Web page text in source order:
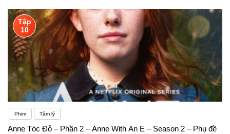
Tập
10
Phim Tâm lý
Anne Tóc Đỏ – Phần 2 – Anne With An E – Season 2 – Phụ đề